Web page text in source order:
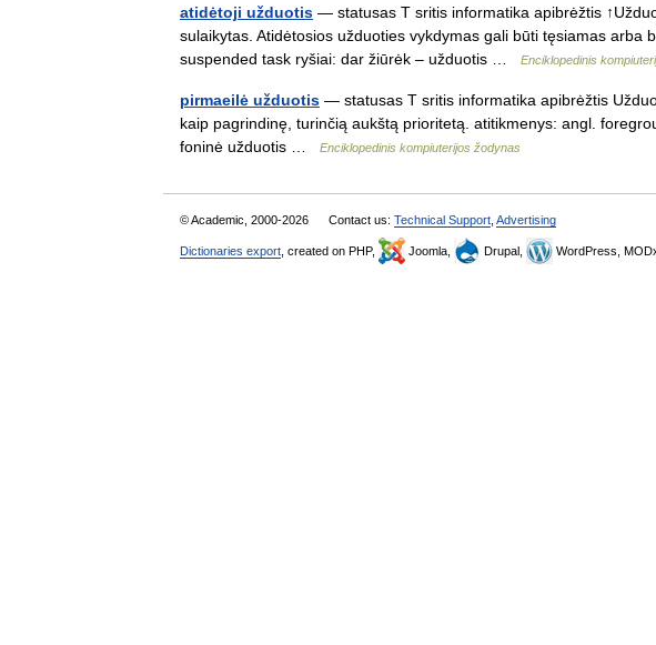
atidėtoji užduotis — statusas T sritis informatika apibrėžtis
sulaikytas. Atidėtosios užduoties vykdymas gali būti tęsiamas arba
suspended task ryšiai: dar žiūrėk – užduotis …
Enciklopedinis
pirmaeilė užduotis — statusas T sritis informatika apibrėžtis
kaip pagrindinę, turinčią aukštą prioritetą. atitikmenys: angl.
foninė užduotis …
Enciklopedinis kompiuterijos žodynas
© Academic, 2000-2026 Contact us: Technical Support Advertising
Dictionaries export , created on PHP, Joomla, Drupal, WordPress,